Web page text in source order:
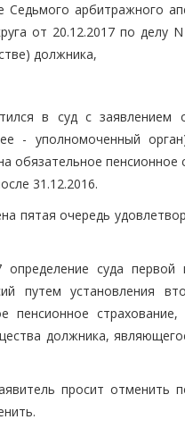
Седьмого арбитражного
от 20.12.2017 по делу
должника,
в суд с заявлением
- уполномоченный
обязательное пенсионное
31.12.2016.
пятая очередь
суда первой
путем установления
пенсионное
должника,
просит отменить